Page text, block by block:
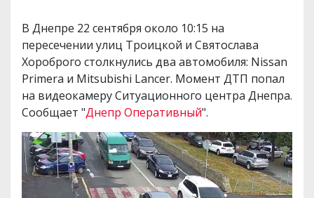
В Днепре 22 сентября около 10:15 на
пересечении улиц Троицкой и Святослава
Хороброго столкнулись два автомобиля: Nissan
Primera и Mitsubishi Lancer. Момент ДТП попал
на видеокамеру Ситуационного центра Днепра.
Сообщает "Днепр Оперативный".